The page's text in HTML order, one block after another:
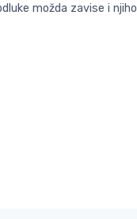
možda zavise i